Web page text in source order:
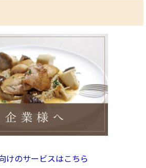
けのサービスはこちら